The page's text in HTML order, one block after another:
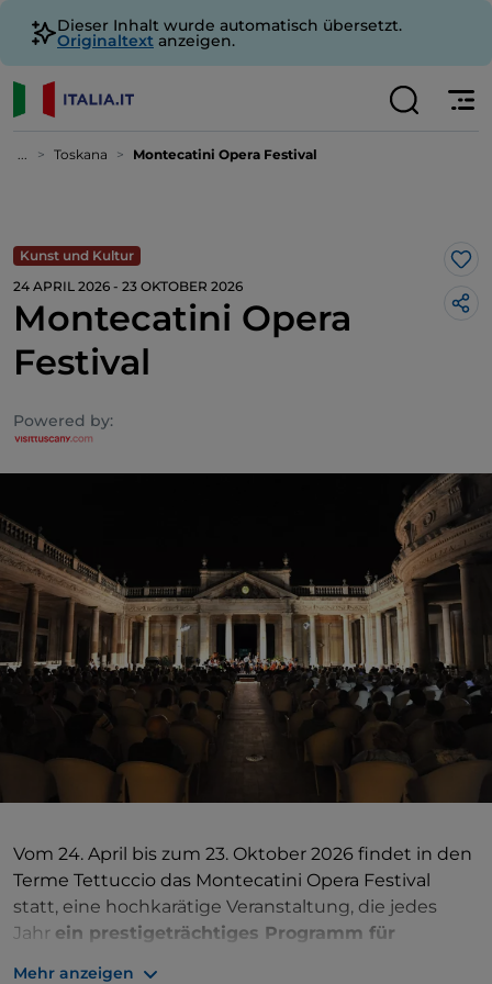
Dieser Inhalt wurde automatisch übersetzt.
Originaltext anzeigen.
... Toskana Montecatini Opera Festival
Kunst und Kultur
24 APRIL 2026 - 23 OKTOBER 2026
Montecatini Opera
Festival
Powered by:
Vom 24. April bis zum 23. Oktober 2026 findet in den
Terme Tettuccio das Montecatini Opera Festival
statt, eine hochkarätige Veranstaltung, die jedes
Jahr ein prestigeträchtiges Programm für
Mehr anzeigen